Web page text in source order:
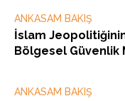
ANKASAM BAKIŞ
İslam Jeopolitiğinin
Bölgesel Güvenlik
ANKASAM BAKIŞ